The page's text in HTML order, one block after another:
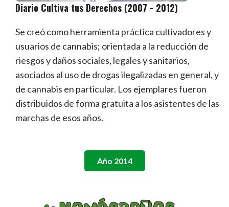
Diario Cultiva tus Derechos (2007 - 2012)
Se creó como herramienta práctica cultivadores y
usuarios de cannabis; orientada a la reducción de
riesgos y daños sociales, legales y sanitarios,
asociados al uso de drogas ilegalizadas en general, y
de cannabis en particular. Los ejemplares fueron
distribuidos de forma gratuita a los asistentes de las
marchas de esos años.
Año 2014